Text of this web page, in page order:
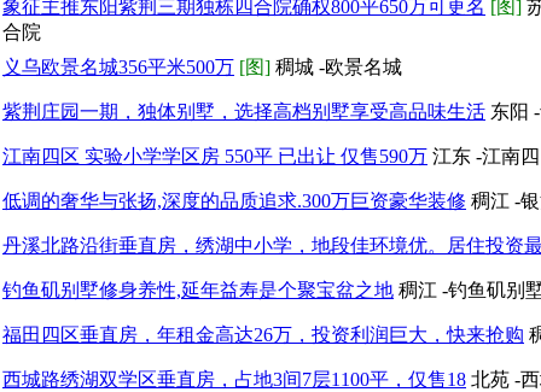
象征主推东阳紫荆三期独栋四合院确权800平650万可更名 [图]
合院
义乌欧景名城356平米500万 [图] 稠城 -欧景名城
紫荆庄园一期，独体别墅，选择高档别墅享受高品味生活 东阳
江南四区 实验小学学区房 550平 已出让 仅售590万 江东 -江南
低调的奢华与张扬,深度的品质追求.300万巨资豪华装修 稠江 -
丹溪北路沿街垂直房，绣湖中小学，地段佳环境优。居住投资
钓鱼矶别墅修身养性,延年益寿是个聚宝盆之地 稠江 -钓鱼矶别
福田四区垂直房，年租金高达26万，投资利润巨大，快来抢购
西城路绣湖双学区垂直房，占地3间7层1100平，仅售18 北苑 -